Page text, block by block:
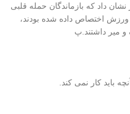
داد که بازماندگان حمله قلبی
ورزش اختصاص داده شده بودند،
باید کار نمی کند.